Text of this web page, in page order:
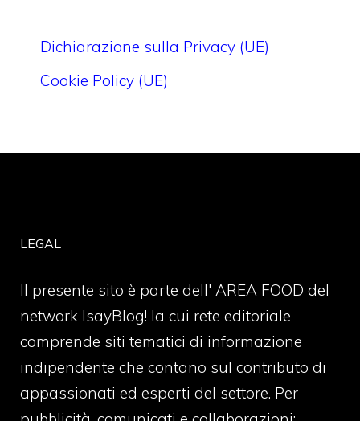
Dichiarazione sulla Privacy (UE)
Cookie Policy (UE)
LEGAL
Il presente sito è parte dell' AREA FOOD del
network IsayBlog! la cui rete editoriale
comprende siti tematici di informazione
indipendente che contano sul contributo di
appassionati ed esperti del settore. Per